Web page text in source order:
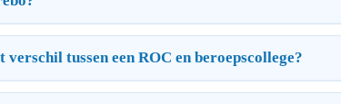
verschil tussen een ROC en beroepscollege?